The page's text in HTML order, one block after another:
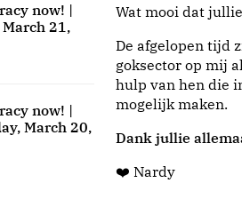
now! |
21,
now! |
March 20,
Wat mooi dat
De afgelopen tijd
goksector op mij
hulp van hen die
mogelijk maken.
Dank jullie
❤️ Nardy